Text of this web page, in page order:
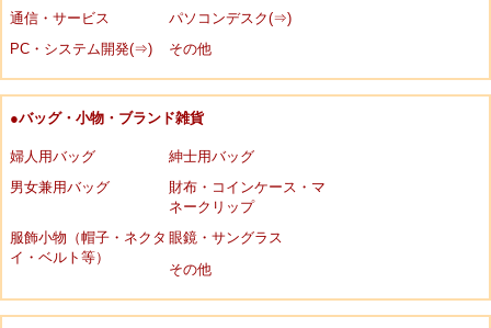
通信・サービス
パソコンデスク(⇒)
PC・システム開発(⇒)
その他
●バッグ・小物・ブランド雑貨
婦人用バッグ
紳士用バッグ
男女兼用バッグ
財布・コインケース・マ
ネークリップ
服飾小物（帽子・ネクタ
イ・ベルト等）
眼鏡・サングラス
その他